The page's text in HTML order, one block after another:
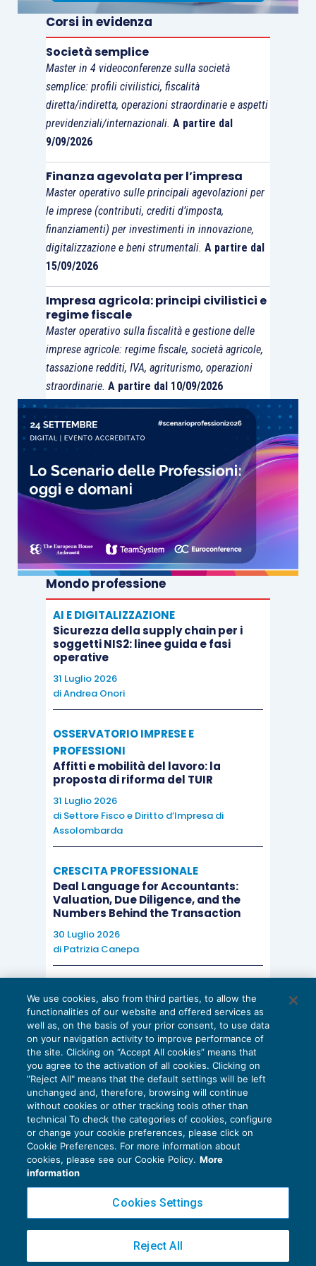
la cessione a terzi dell’impresa quando
risultava evidente che l’indisponibilità di
effettuare gli investimenti necessari o
problemi di passaggio generazionale
rendevano difficile la continuità della
governance esistente.
Il futuro rafforzamento delle PMI passa proprio
attraverso lacrescente consapevolezza di
quanto siano indispensabili professionisti
specializzatiche possano svolgere il ruolo di
“traghettatori” verso mercati e strumenti nuovi.
Corsi in evidenza
Società semplice
Master in 4 videoconferenze sulla società
semplice: profili civilistici, fiscalità
diretta/indiretta, operazioni straordinarie e aspetti
previdenziali/internazionali. A partire dal
9/09/2026
Finanza agevolata per l’impresa
Master operativo sulle principali agevolazioni per
le imprese (contributi, crediti d’imposta,
finanziamenti) per investimenti in innovazione,
digitalizzazione e beni strumentali. A partire dal
15/09/2026
Impresa agricola: principi civilistici e
regime fiscale
Master operativo sulla fiscalità e gestione delle
imprese agricole: regime fiscale, società agricole,
tassazione redditi, IVA, agriturismo, operazioni
straordinarie. A partire dal 10/09/2026
Mondo professione
AI E DIGITALIZZAZIONE
Sicurezza della supply chain per i
soggetti NIS2: linee guida e fasi
operative
31 Luglio 2026
diAndrea Onori
OSSERVATORIO IMPRESE E
PROFESSIONI
Affitti e mobilità del lavoro: la
proposta di riforma del TUIR
31 Luglio 2026
di Settore Fisco e Diritto d’Impresa di
Assolombarda
CRESCITA PROFESSIONALE
Deal Language for Accountants:
Valuation, Due Diligence, and the
Numbers Behind the Transaction
30 Luglio 2026
di Patrizia Canepa
EU AI Act e studi professionali: le
scadenze concrete
27 Luglio 2026
di Diego BarberieStefano Dovier
Privacy Policy
Cookie Policy
Copyright 2016 ©Gruppo Euroconference S.p.A.v2.32.4
Piazza Luigi Einaudi, 10N01 - 20124 Milano - info@ecnews.it
We use cookies, also from third parties, to allow the
functionalities of our website and offered services as
well as, on the basis of your prior consent, to use data
on your navigation activity to improve performance of
the site. Clicking on “Accept All cookies” means that
you agree to the activation of all cookies. Clicking on
"Reject All" means that the default settings will be left
unchanged and, therefore, browsing will continue
without cookies or other tracking tools other than
technical To check the categories of cookies, configure
or change your cookie preferences, please click on
Cookie Preferences. For more information about
cookies, please see our Cookie Policy. More
information
Cookies Settings
Reject All